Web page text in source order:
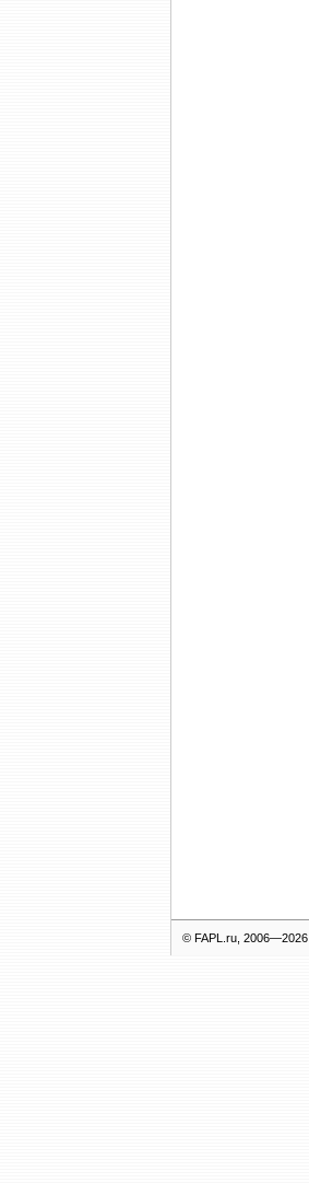
© FAPL.ru, 2006—2026